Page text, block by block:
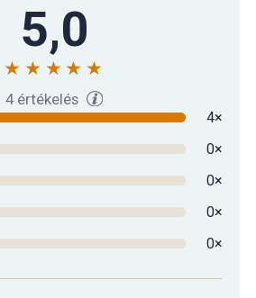
5,0
4 értékelés
4×
0×
0×
0×
0×